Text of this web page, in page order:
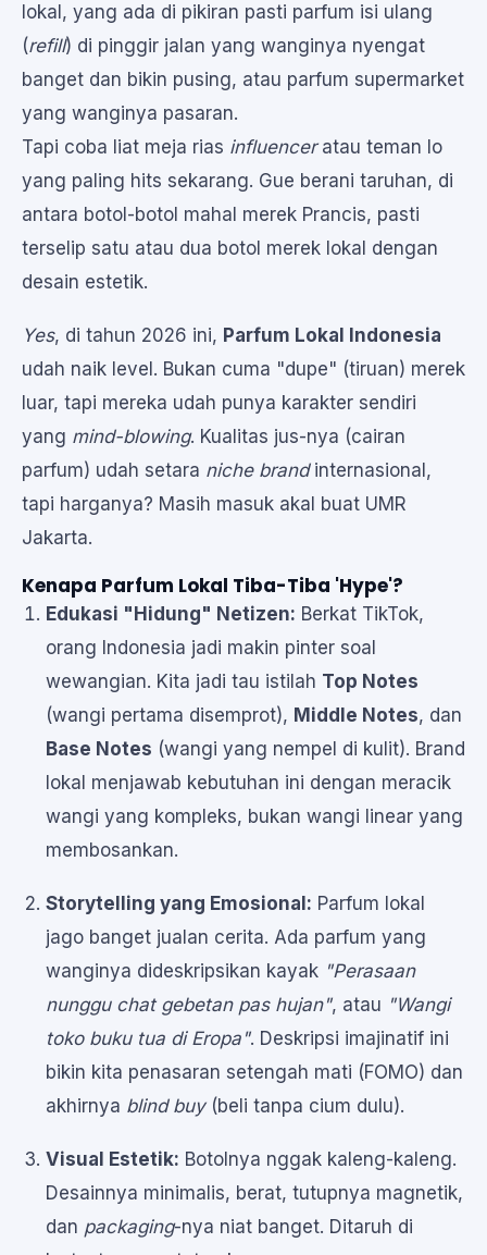
lokal, yang ada di pikiran pasti parfum isi ulang
(refill) di pinggir jalan yang wanginya nyengat
banget dan bikin pusing, atau parfum supermarket
yang wanginya pasaran.
Tapi coba liat meja rias influenceratau teman lo
yang paling hits sekarang. Gue berani taruhan, di
antara botol-botol mahal merek Prancis, pasti
terselip satu atau dua botol merek lokal dengan
desain estetik.
Yes, di tahun 2026 ini, Parfum Lokal Indonesia
udah naik level. Bukan cuma "dupe" (tiruan) merek
luar, tapi mereka udah punya karakter sendiri
yang mind-blowing. Kualitas jus-nya (cairan
parfum) udah setara niche brandinternasional,
tapi harganya? Masih masuk akal buat UMR
Jakarta.
Kenapa Parfum Lokal Tiba-Tiba 'Hype'?
Edukasi "Hidung" Netizen: Berkat TikTok,
orang Indonesia jadi makin pinter soal
wewangian. Kita jadi tau istilah Top Notes
(wangi pertama disemprot), Middle Notes, dan
Base Notes (wangi yang nempel di kulit). Brand
lokal menjawab kebutuhan ini dengan meracik
wangi yang kompleks, bukan wangi linear yang
membosankan.
Storytelling yang Emosional: Parfum lokal
jago banget jualan cerita. Ada parfum yang
wanginya dideskripsikan kayak "Perasaan
nunggu chat gebetan pas hujan", atau "Wangi
toko buku tua di Eropa". Deskripsi imajinatif ini
bikin kita penasaran setengah mati (FOMO) dan
akhirnya blind buy(beli tanpa cium dulu).
Visual Estetik: Botolnya nggak kaleng-kaleng.
Desainnya minimalis, berat, tutupnya magnetik,
dan packaging-nya niat banget. Ditaruh di